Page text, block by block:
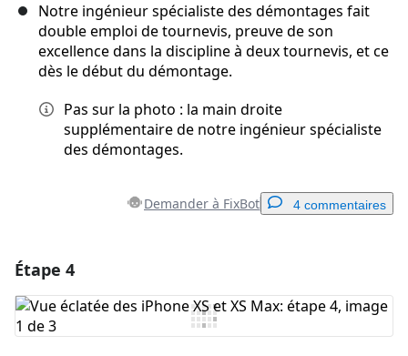
Notre ingénieur spécialiste des démontages fait
double emploi de tournevis, preuve de son
excellence dans la discipline à deux tournevis, et ce
dès le début du démontage.
Pas sur la photo : la main droite
supplémentaire de notre ingénieur spécialiste
des démontages.
Demander à FixBot 4 commentaires
Ajouter un commentaire
Étape 4